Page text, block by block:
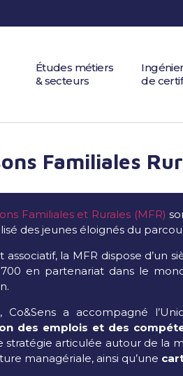
Études métiers
& secteurs
de
Familiales
Familiales et Rurales (MFR)
des jeunes éloignés du
associatif, la MFR dispose d’un
en partenariat dans le
Co&Sens a accompagné
des emplois et des
stratégie articulée autour de la
managériale, ainsi qu’une